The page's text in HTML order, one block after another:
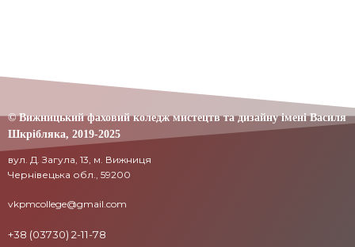
© Вижницький фаховий коледж мистецтв та дизайну імені Василя
Шкрібляка, 2019-2025
вул. Д. Загула, 13, м. Вижниця
Чернівецька обл., 59200
vkpmcollege@gmail.com
+38 (03730) 2-11-78